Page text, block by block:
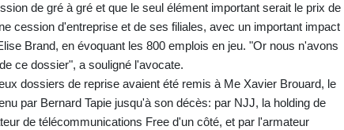
de gré à gré et que le seul élément important serait le prix de
cession d'entreprise et de ses filiales, avec un important impact
Brand, en évoquant les 800 emplois en jeu. "Or nous n'avons
ce dossier", a souligné l'avocate.
dossiers de reprise avaient été remis à Me Xavier Brouard, le
par Bernard Tapie jusqu'à son décès: par NJJ, la holding de
de télécommunications Free d'un côté, et par l'armateur